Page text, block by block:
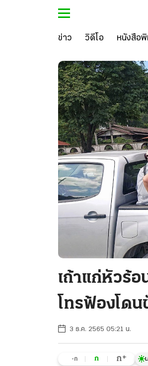
ข่าว วิดีโอ หนังสือ
เถ้าแก่หัวร้
โทรฟ้องโด
3 ธ.ค. 2565 05:21 น.
-ก ก ก+